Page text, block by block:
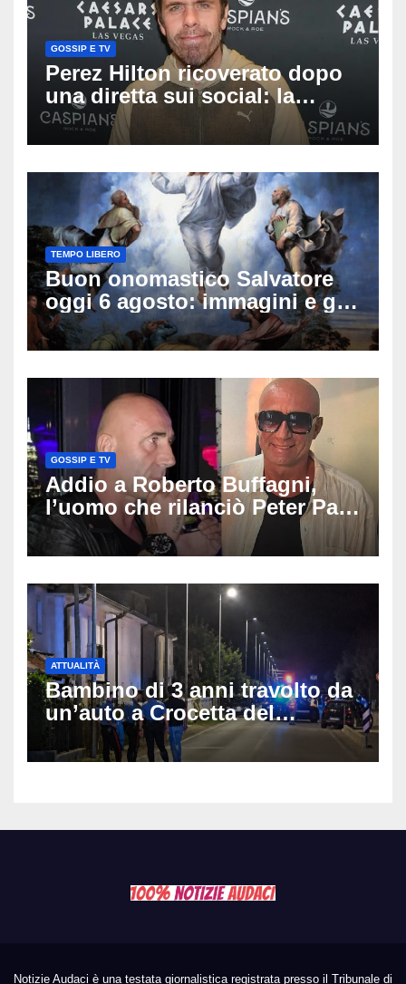
GOSSIP E TV
Perez Hilton ricoverato dopo
una diretta sui social: la
famiglia rompe il silenzio
sulle sue condizioni
TEMPO LIBERO
Buon onomastico Salvatore
oggi 6 agosto: immagini e gif
di auguri da condividere
GOSSIP E TV
Addio a Roberto Buffagni,
l’uomo che rilanciò Peter Pan
e Villa delle Rose: aveva 59
anni
ATTUALITÀ
Bambino di 3 anni travolto da
un’auto a Crocetta del
Montello: è gravissimo,
trasportato in elicottero a
Notizie Audaci è una testata giornalistica registrata presso il Tribunale di